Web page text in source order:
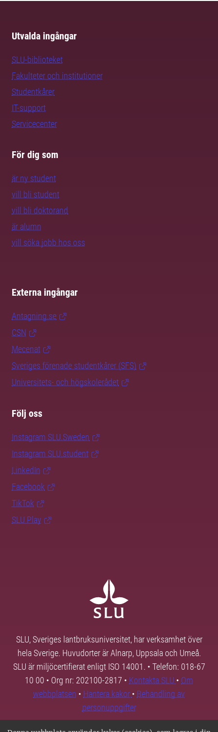
Utvalda ingångar
SLU-biblioteket
Fakulteter och institutioner
Studentkårer
IT-support
Servicecenter
För dig som
är ny student
vill bli student
vill bli doktorand
är alumn
vill söka jobb hos oss
Externa ingångar
Antagning.se
CSN
Mecenat
Sveriges förenade studentkårer (SFS)
Universitets- och högskolerådet
Följ oss
Instagram SLU.Sweden
Instagram SLU.student
LinkedIn
Facebook
TikTok
SLU Play
SLU, Sveriges lantbruksuniversitet, har verksamhet över
hela Sverige. Huvudorter är Alnarp, Uppsala och Umeå.
SLU är miljöcertifierat enligt ISO 14001. • Telefon: 018-67
10 00 • Org nr: 202100-2817 • Kontakta SLU • Om
webbplatsen • Hantera kakor • Behandling av
personuppgifter